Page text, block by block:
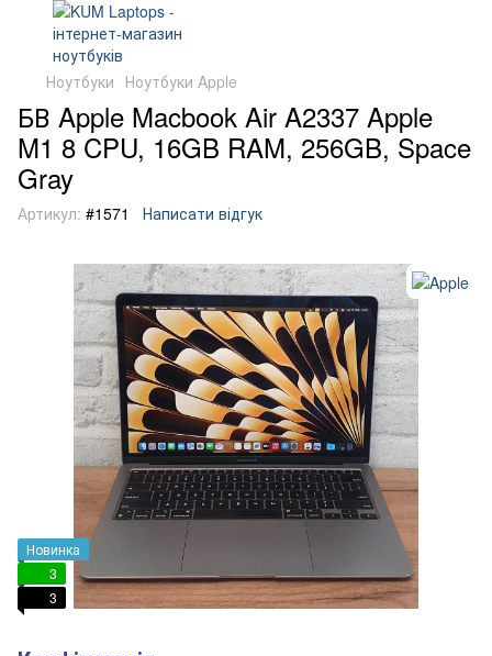
Ноутбуки Ноутбуки Apple
БВ Apple Macbook Air A2337 Apple
M1 8 CPU, 16GB RAM, 256GB, Space
Gray
Артикул: #1571 Написати відгук
Новинка
3
3